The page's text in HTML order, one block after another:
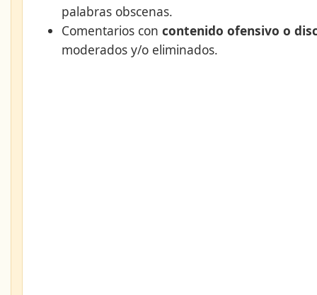
palabras obscenas.
Comentarios con contenido ofensivo o
moderados y/o eliminados.